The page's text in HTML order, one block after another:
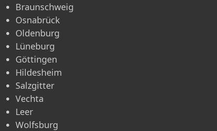
Braunschweig
Osnabrück
Oldenburg
Lüneburg
Göttingen
Hildesheim
Salzgitter
Vechta
Leer
Wolfsburg